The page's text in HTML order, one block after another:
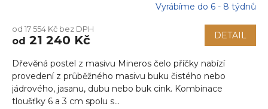
Vyrábíme do 6 - 8 týdnů
od 17 554 Kč bez DPH
od 21 240 Kč DETAIL
Dřevěná postel z masivu Mineros čelo příčky nabízí
provedení z průběžného masivu buku čistého nebo
jádrového, jasanu, dubu nebo buk cink. Kombinace
tloušťky 6 a 3 cm spolu s...